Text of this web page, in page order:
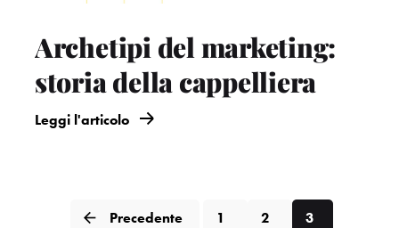
Archetipi del marketing:
storia della cappelliera
Leggi l'articolo
Precedente 1 2 3